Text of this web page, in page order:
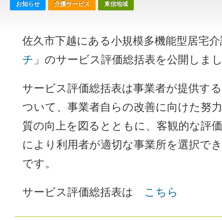
お知らせ 介護サービス 東信地域
佐久市下越にある小規模多機能型居宅
チ 」のサービス評価総括表を公開しま
サービス評価総括表は事業者が提供す
ついて、事業者自らの改善に向けた努
質の向上を図るとともに、客観的な評
により利用者が適切な事業所を選択で
です。
サービス評価総括表は こちら